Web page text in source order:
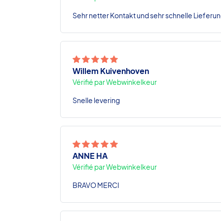
Sehr netter Kontakt und sehr schnelle
Willem Kuivenhoven
Vérifié par Webwinkelkeur
Snelle levering
ANNE HA
Vérifié par Webwinkelkeur
BRAVO MERCI